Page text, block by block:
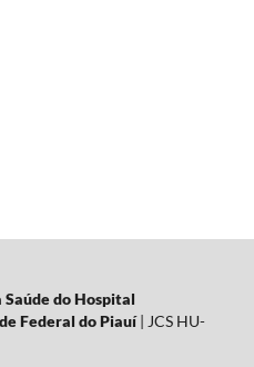
Saúde do Hospital
Federal do Piauí| JCS HU-